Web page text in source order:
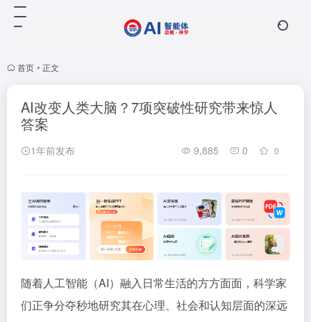
首页 • 正文
AI改变人类大脑？7项突破性研究带来惊人
答案
1年前发布 9,885 0 0
随着人工智能（AI）融入日常生活的方方面面，科学家
们正争分夺秒地研究其在心理、社会和认知层面的深远